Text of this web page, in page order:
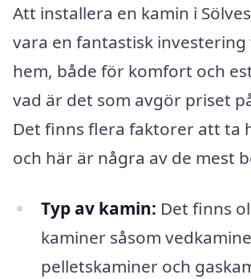
Att installera en kamin i
vara en fantastisk
hem, både för komfort och
vad är det som avgör priset
Det finns flera faktorer att ta
och här är några av de mest
Typ av kamin: Det finns
kaminer såsom
pelletskaminer och